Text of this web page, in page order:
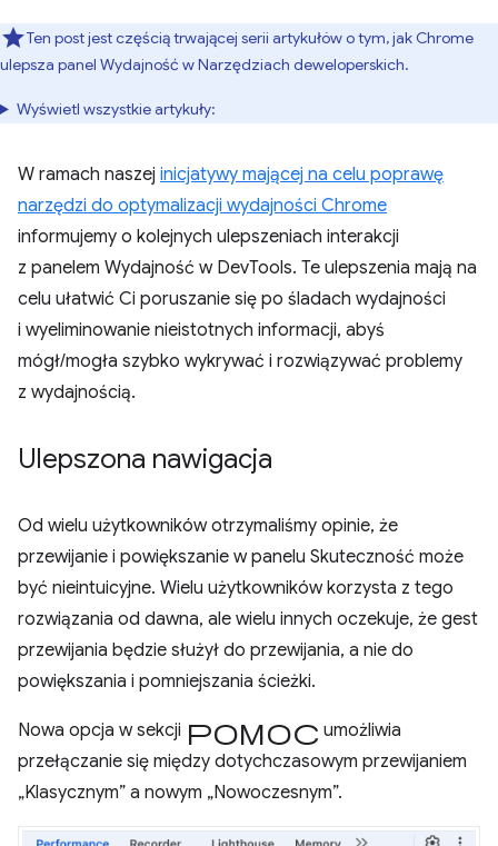
Ten post jest częścią trwającej serii artykułów o tym, jak Chrome
ulepsza panel Wydajność w Narzędziach deweloperskich.
Wyświetl wszystkie artykuły:
W ramach naszej inicjatywy mającej na celu poprawę
narzędzi do optymalizacji wydajności Chrome
informujemy o kolejnych ulepszeniach interakcji
z panelem Wydajność w DevTools. Te ulepszenia mają na
celu ułatwić Ci poruszanie się po śladach wydajności
i wyeliminowanie nieistotnych informacji, abyś
mógł/mogła szybko wykrywać i rozwiązywać problemy
z wydajnością.
Ulepszona nawigacja
Od wielu użytkowników otrzymaliśmy opinie, że
przewijanie i powiększanie w panelu Skuteczność może
być nieintuicyjne. Wielu użytkowników korzysta z tego
rozwiązania od dawna, ale wielu innych oczekuje, że gest
przewijania będzie służył do przewijania, a nie do
powiększania i pomniejszania ścieżki.
Nowa opcja w sekcji Pomoc umożliwia
przełączanie się między dotychczasowym przewijaniem
„Klasycznym” a nowym „Nowoczesnym”.